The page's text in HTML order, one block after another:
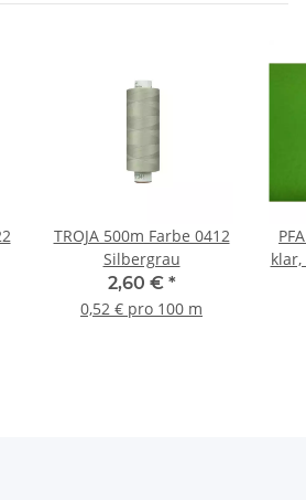
TROJA 500m Farbe 0412
Silbergrau
2,60 € *
0,52 € pro 100 m